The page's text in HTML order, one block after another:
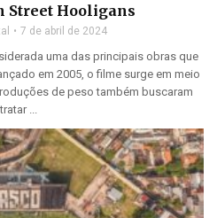
Street Hooligans
7 de abril de 2024
uma das principais obras que
em 2005, o filme surge em meio
de peso também buscaram
tratar ...